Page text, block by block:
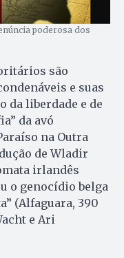
poderosa dos
são
e suas
da liberdade e de
da avó
na Outra
de Wladir
irlandês
o genocídio belga
(Alfaguara, 390
e Ari